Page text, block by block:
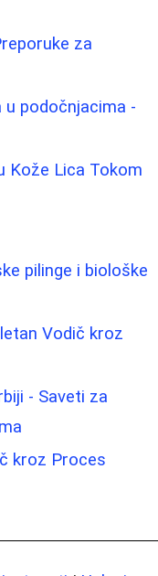
za
u podočnjacima -
Kože Lica Tokom
pilinge i biološke
Vodič kroz
- Saveti za
kroz Proces